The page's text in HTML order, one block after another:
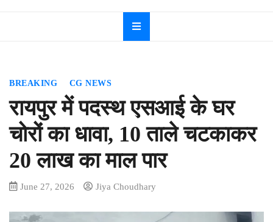
Dainik
Chhattisgarh
watch
BREAKING CG NEWS
रायपुर में पदस्थ एसआई के घर
चोरों का धावा, 10 ताले चटकाकर
20 लाख का माल पार
June 27, 2026 Jiya Choudhary